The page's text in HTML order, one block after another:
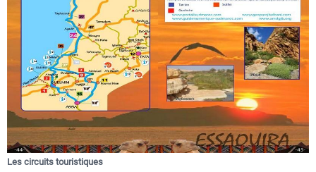
Les circuits touristiques